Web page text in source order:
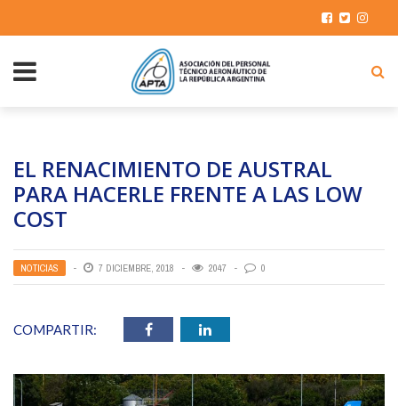
EL RENACIMIENTO DE AUSTRAL
PARA HACERLE FRENTE A LAS LOW
COST
NOTICIAS 7 DICIEMBRE, 2018 2047 0
COMPARTIR: